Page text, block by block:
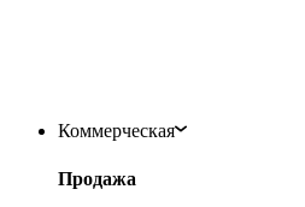
Коммерческая
Продажа